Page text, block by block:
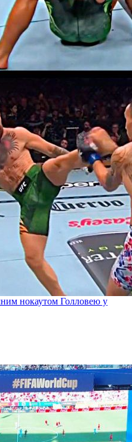
нокаутом Голловею у